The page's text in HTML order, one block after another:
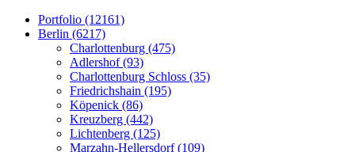
Portfolio (12161)
Berlin (6217)
Charlottenburg (475)
Adlershof (93)
Charlottenburg Schloss (35)
Friedrichshain (195)
Köpenick (86)
Kreuzberg (442)
Lichtenberg (125)
Marzahn-Hellersdorf (109)